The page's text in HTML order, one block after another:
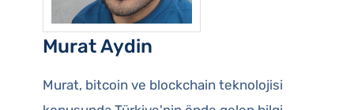
Murat Aydin
Murat, bitcoin ve blockchain teknolojisi